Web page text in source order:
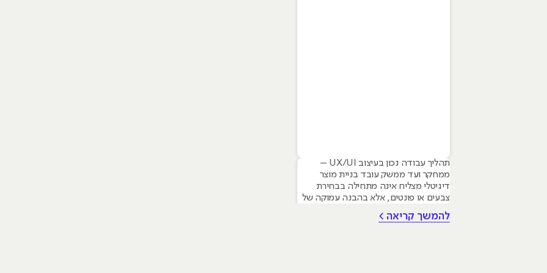
תהליך עבודה נכון בעיצוב UX/UI –
ממחקר ועד ממשק עובד בניית מוצר
דיגיטלי מצליח אינה מתחילה בבחירת
צבעים או פונטים, אלא בהבנה עמוקה של
צרכי המשתמש. עם זאת עיצוב גרפי הוא
להמשך קריאה >